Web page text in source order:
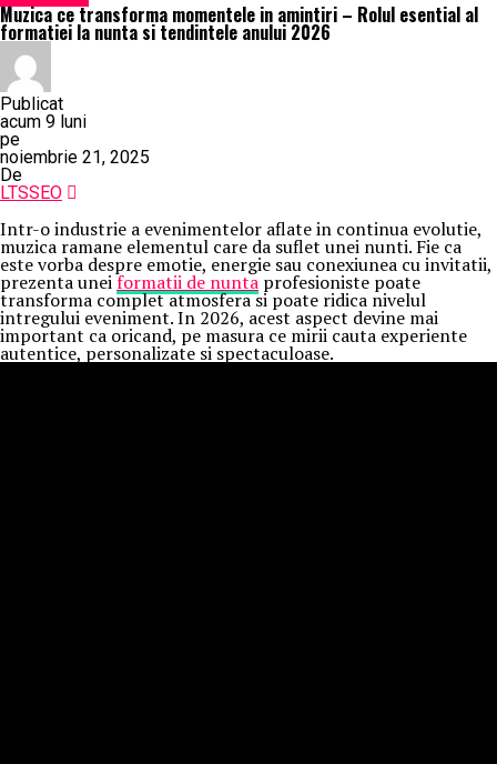
Muzica ce transforma momentele in amintiri – Rolul esential al
formatiei la nunta si tendintele anului 2026
Publicat
acum 9 luni
pe
noiembrie 21, 2025
De
LTSSEO
Intr-o industrie a evenimentelor aflate in continua evolutie,
muzica ramane elementul care da suflet unei nunti. Fie ca
este vorba despre emotie, energie sau conexiunea cu invitatii,
prezenta uneiformatii de nunta profesioniste poate
transforma complet atmosfera si poate ridica nivelul
intregului eveniment. In 2026, acest aspect devine mai
important ca oricand, pe masura ce mirii cauta experiente
autentice, personalizate si spectaculoase.